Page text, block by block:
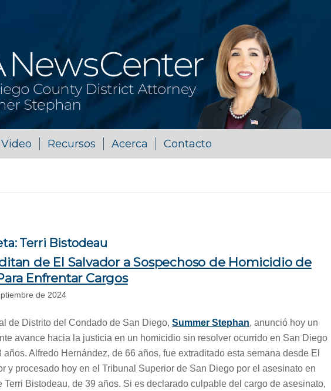
Video Recursos Acerca Contacto
Terri Bistodeau
de El Salvador a Sospechoso de Homicidio de
Enfrentar Cargos
de 2024
de Distrito del Condado de San Diego,Summer Stephan, anunció hoy un
avance hacia la justicia en un homicidio sin resolver ocurrido en San Diego
años. Alfredo Hernández, de 66 años, fue extraditado esta semana desde El
y procesado hoy en el Tribunal Superior de San Diego por el asesinato en
Terri Bistodeau, de 39 años. Si es declarado culpable del cargo de asesinato,